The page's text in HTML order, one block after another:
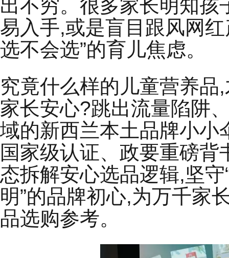
出不穷。很多家长明知
易入手,或是盲目跟风网
选不会选”的育儿焦虑。
究竟什么样的儿童营养
家长安心?跳出流量陷阱
域的新西兰本土品牌小小
国家级认证、政要重磅
态拆解安心选品逻辑,坚
明”的品牌初心,为万千家
品选购参考。